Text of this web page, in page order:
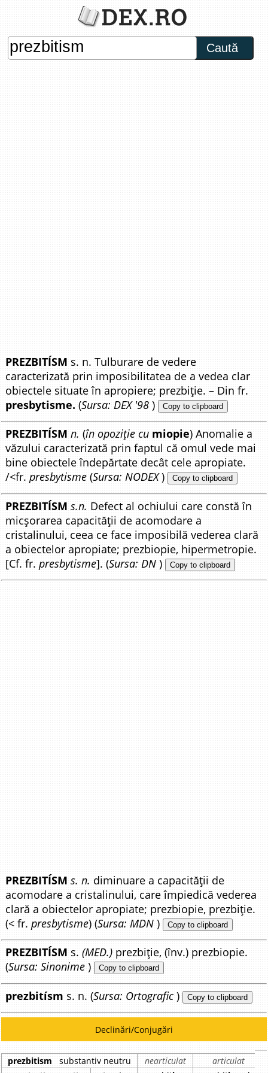
Caută
PREZBITÍSM s. n. Tulburare de vedere
caracterizată prin imposibilitatea de a vedea clar
obiectele situate în apropiere; prezbiție. – Din fr.
presbytisme. (Sursa: DEX '98 ) Copy to clipboard
PREZBITÍSM n. (în opoziție cu miopie) Anomalie a
văzului caracterizată prin faptul că omul vede mai
bine obiectele îndepărtate decât cele apropiate.
/<fr.presbytisme (Sursa: NODEX) Copy to clipboard
PREZBITÍSM s.n. Defect al ochiului care constă în
micșorarea capacității de acomodare a
cristalinului, ceea ce face imposibilă vederea clară
a obiectelor apropiate; prezbiopie, hipermetropie.
[Cf. fr.presbytisme]. (Sursa: DN ) Copy to clipboard
PREZBITÍSM s. n. diminuare a capacității de
acomodare a cristalinului, care împiedică vederea
clară a obiectelor apropiate; prezbiopie, prezbiție.
(< fr.presbytisme) (Sursa: MDN ) Copy to clipboard
PREZBITÍSM s.(MED.) prezbiție, (înv.) prezbiopie.
(Sursa: Sinonime ) Copy to clipboard
prezbitísm s. n. (Sursa: Ortografic ) Copy to clipboard
Declinări/Conjugări
prezbitism substantiv neutru nearticulat
articulat